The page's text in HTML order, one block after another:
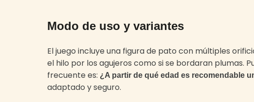
Modo de uso y variantes
El juego incluye una figura de pato con múltiples
el hilo por los agujeros como si se bordaran plumas.
frecuente es: ¿A partir de qué edad es recomendable
adaptado y seguro.